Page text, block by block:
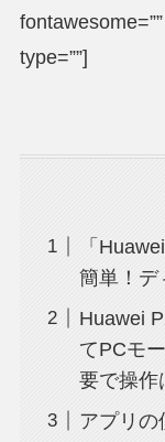
type=””]
「
簡単！デ
Huawei
てPCモ
要で操作
アプリの